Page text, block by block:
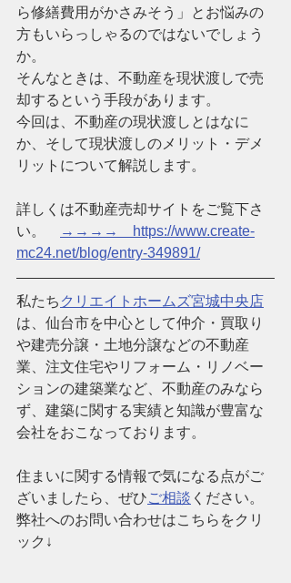
ら修繕費用がかさみそう」とお悩みの
方もいらっしゃるのではないでしょう
か。
そんなときは、不動産を現状渡しで売
却するという手段があります。
今回は、不動産の現状渡しとはなに
か、そして現状渡しのメリット・デメ
リットについて解説します。
詳しくは不動産売却サイトをご覧下さ
い。
→→→→　https://www.create-
mc24.net/blog/entry-349891/
私たち クリエイトホームズ宮城中央店
は、仙台市を中心として仲介・買取り
や建売分譲・土地分譲などの不動産
業、注文住宅やリフォーム・リノベー
ションの建築業など、 不動産のみなら
ず、建築に関する実績と知識が豊富な
会社をおこなっております。
住まいに関する情報で気になる点がご
ざいましたら、ぜひご相談 ください。
弊社へのお問い合わせはこちらをクリ
ック↓